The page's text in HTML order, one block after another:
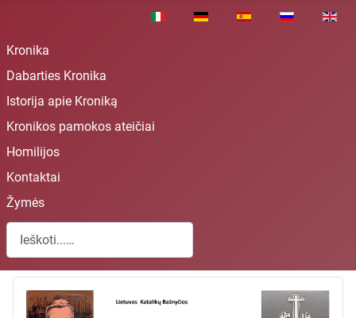
Pasirinkite savo kalbą
Kronika
Dabarties Kronika
Istorija apie Kroniką
Kronikos pamokos ateičiai
Homilijos
Kontaktai
Žymės
Paieška